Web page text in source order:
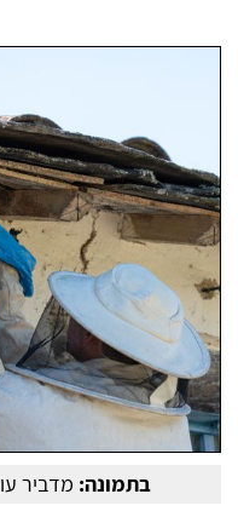
בתמונה: מדביר